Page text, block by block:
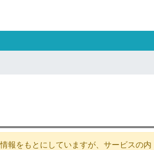
報をもとにしていますが、サービスの内